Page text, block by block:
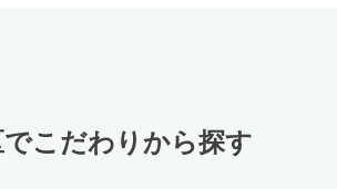
でこだわりから探す